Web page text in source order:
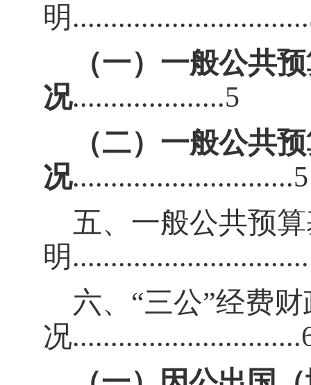
明
（一）一般公共
况....................5
（二）一般公共
况.............................5
五、一般公共预
明
六、 “三公”经费
况